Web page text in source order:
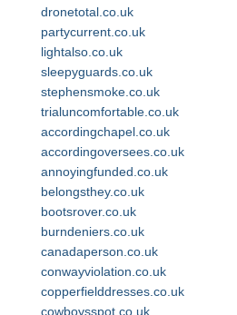
dronetotal.co.uk
partycurrent.co.uk
lightalso.co.uk
sleepyguards.co.uk
stephensmoke.co.uk
trialuncomfortable.co.uk
accordingchapel.co.uk
accordingoversees.co.uk
annoyingfunded.co.uk
belongsthey.co.uk
bootsrover.co.uk
burndeniers.co.uk
canadaperson.co.uk
conwayviolation.co.uk
copperfielddresses.co.uk
cowboysspot.co.uk